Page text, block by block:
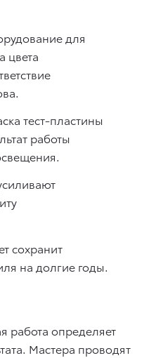
для
цвета
тест-пластины
работы
сохранит
на долгие годы.
работа определяет
Мастера проводят